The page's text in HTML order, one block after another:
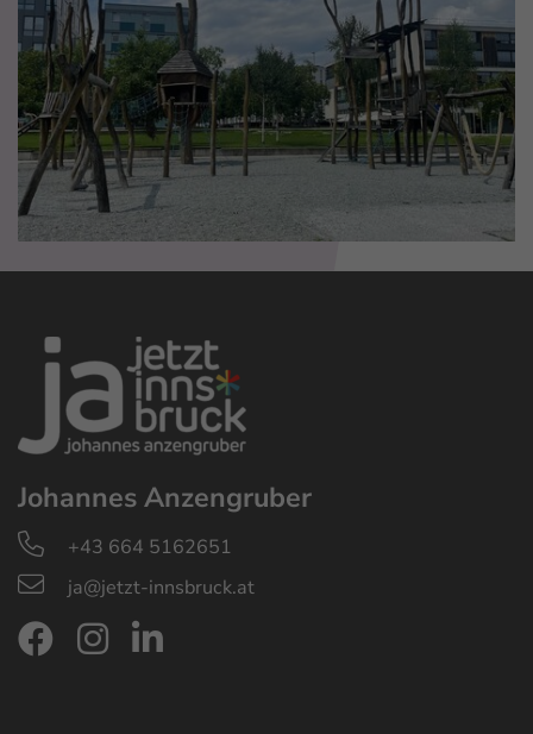
Johannes Anzengruber
+43 664 5162651
ja@jetzt-innsbruck.at